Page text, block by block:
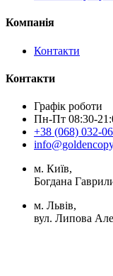
Компанія
Контакти
Контакти
Графік роботи
Пн-Пт 08:30-
+38 (068) 032-
м. Київ,
Богдана
м. Львів,
вул. Липова